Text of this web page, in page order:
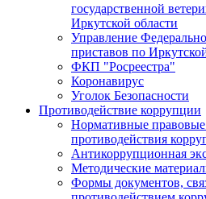
государственной
Иркутской области
Управление
приставов по
ФКП "Росреестра"
Коронавирус
Уголок Безопасности
Противодействие коррупции
Нормативные
противодействия
Антикоррупционная
Методические
Формы документов,